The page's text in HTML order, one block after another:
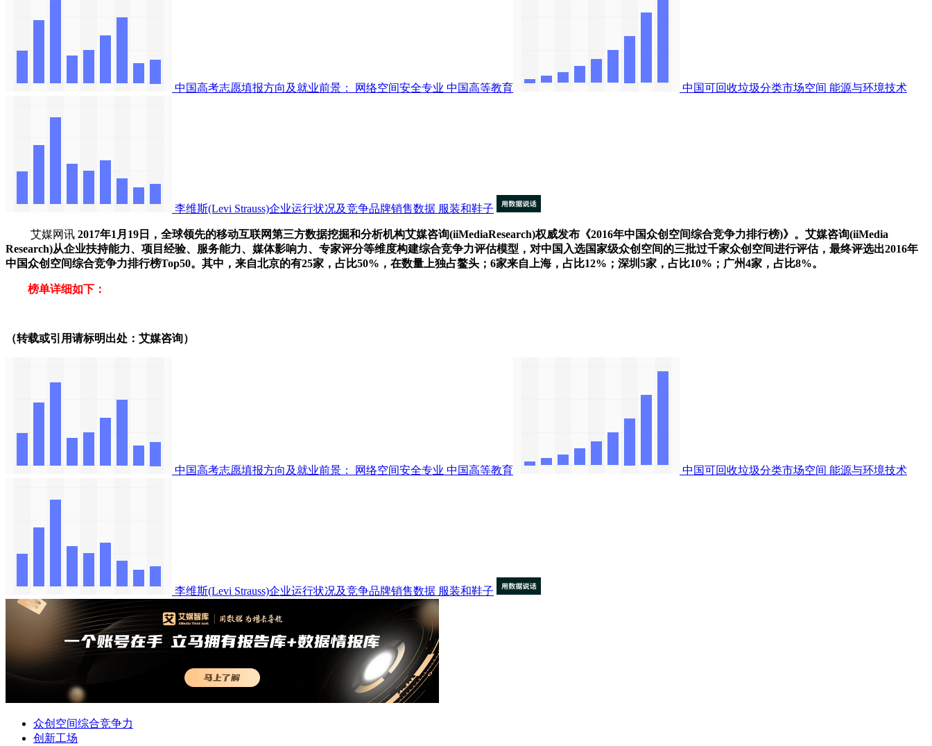
中国高考志愿填报方向及就业前景： 网络空间安全专业 中国高等教育 中国可回收垃圾分类市场空间 能源与环境技术
李维斯(Levi Strauss)企业运行状况及竞争品牌销售数据 服装和鞋子
艾媒网讯 2017年1月19日，全球领先的移动互联网第三方数据挖掘和分析机构艾媒咨询(iiMediaResearch)权威发布《2016年中国众创空间综合竞争力排行榜)》。艾媒咨询(iiMedia
Research)从企业扶持能力、项目经验、服务能力、媒体影响力、专家评分等维度构建综合竞争力评估模型，对中国入选国家级众创空间的三批过千家众创空间进行评估，最终评选出2016年
中国众创空间综合竞争力排行榜Top50。其中，来自北京的有25家，占比50%，在数量上独占鳌头；6家来自上海，占比12%；深圳5家，占比10%；广州4家，占比8%。
榜单详细如下：
（转载或引用请标明出处：艾媒咨询）
中国高考志愿填报方向及就业前景： 网络空间安全专业 中国高等教育 中国可回收垃圾分类市场空间 能源与环境技术
李维斯(Levi Strauss)企业运行状况及竞争品牌销售数据 服装和鞋子
众创空间综合竞争力
创新工场